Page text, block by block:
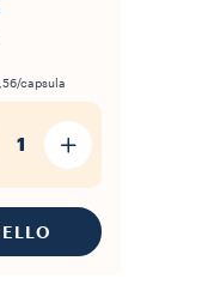
capsula
1